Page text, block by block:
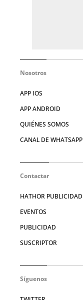
Nosotros
APP IOS
APP ANDROID
QUIÉNES SOMOS
CANAL DE WHATSAPP
Contactar
HATHOR PUBLICIDAD
EVENTOS
PUBLICIDAD
SUSCRIPTOR
Síguenos